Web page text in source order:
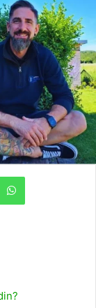
WhatsApp